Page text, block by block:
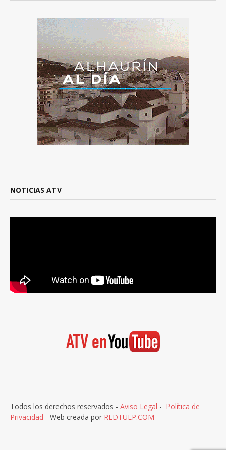
NOTICIAS ATV
Todos los derechos reservados - Aviso Legal - Política de
Privacidad - Web creada por REDTULP.COM